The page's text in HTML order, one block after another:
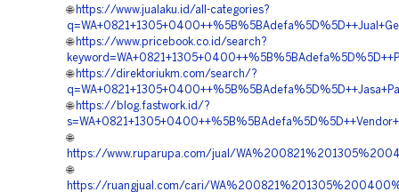
🌐 https://www.jualaku.id/all-categories?
🌐 https://www.pricebook.co.id/search?
🌐 https://direktoriukm.com/search/?
🌐 https://blog.fastwork.id/?
🌐
https://www.ruparupa.com/jual/
🌐
https://ruangjual.com/cari/